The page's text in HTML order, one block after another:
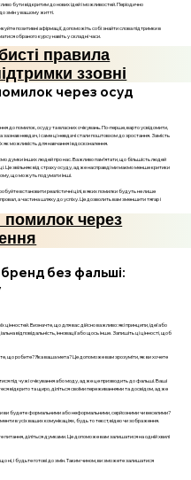
бути відкритим до нових ідей і можливостей. Періодично
змін у вашому житті.
позитивні афірмації, допоможіть собі знайти слова підтримки в
обраного курсу навіть у складні часи.
правила
ззовні
через осуд
до помилок, осуду та власних очікувань. По-перше, варто усвідомити,
невдач, і саме ці невдачі стали поштовхом до зростання. Замість
можливість для навчання і вдосконалення.
думки інших людей про нас. Важливо пам’ятати, що більшість людей
Це звільняє від страху осуду, адже насправді ми маємо менше критики
що можуть подумати інші.
встановити реалістичні цілі, в яких помилки будуть не лише
а частина шляху до успіху. Це дозволить вам зменшити тягар і
помилок через
без фальші:
Визначте, що для вас дійсно важливо: які принципи, ідеї або
відповідальність, інновації або щось інше. Запишіть ці цінності, щоб
що робите? Яка ваша мета? Це допоможе вам зрозуміти, як ви хочете
під чужі очікування або моду, адже це призводить до фальші. Ваші
відкрито та щиро, діліться своїми переживаннями та досвідом, адже
ви будете формальними або неформальними, серйозними чи веселими?
в усіх ваших комунікаціях, будь то текст, відео чи зображення.
питання, діліться думками. Це допоможе вам залишатися на одній хвилі
ні, і будьте готові до змін. Таким чином, ви зможете залишатися